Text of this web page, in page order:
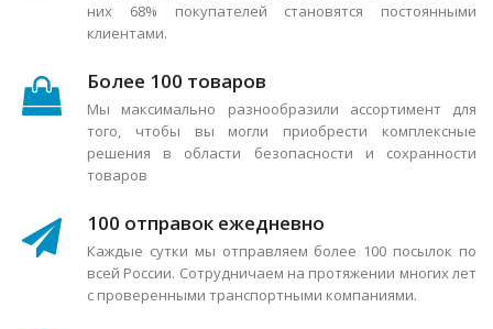
них 68% покупателей становятся постоянными
клиентами.
Более 100 товаров
Мы максимально разнообразили ассортимент для
того, чтобы вы могли приобрести комплексные
решения в области безопасности и сохранности
товаров
100 отправок ежедневно
Каждые сутки мы отправляем более 100 посылок по
всей России. Сотрудничаем на протяжении многих лет
с проверенными транспортными компаниями.